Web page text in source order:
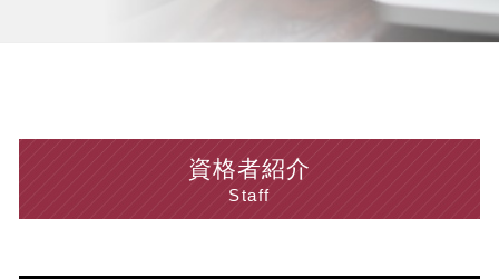
税理士 海外税務
税理士 海外税務 メリット
土地 相続 税金対策
法人税 必要書類
税務調査 期間
税務調査 修正申告
就労 ビザ 期間
ビザ申請 費用 相場
ビザ申請 代行 メリット
税務相談 中央区 税理士
税務相談 神奈川県 相談
ビザ申請 東京都 税理士
資格者紹介
Staff